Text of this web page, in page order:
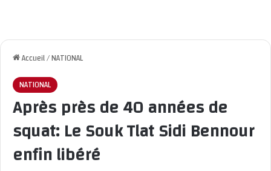
Accueil/NATIONAL
NATIONAL
Après près de 40 années de
squat: Le Souk Tlat Sidi Bennour
enfin libéré